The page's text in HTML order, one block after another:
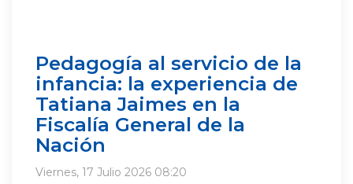
Pedagogía al servicio de la
infancia: la experiencia de
Tatiana Jaimes en la
Fiscalía General de la
Nación
Viernes, 17 Julio 2026 08:20